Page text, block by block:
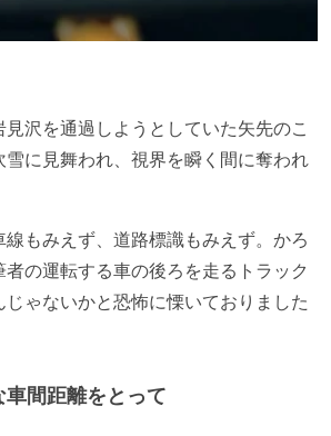
沢を通過しようとしていた矢先のこ
雪に見舞われ、視界を瞬く間に奪われ
もみえず、道路標識もみえず。かろ
の運転する車の後ろを走るトラック
ゃないかと恐怖に慄いておりました
間距離をとって